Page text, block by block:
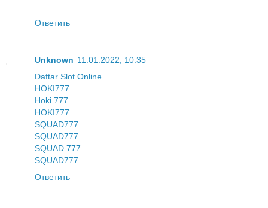
Ответить
Unknown 11.01.2022, 10:35
Daftar Slot Online
HOKI777
Hoki 777
HOKI777
SQUAD777
SQUAD777
SQUAD 777
SQUAD777
Ответить